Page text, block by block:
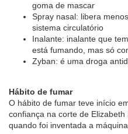
goma de mascar
Spray nasal: libera
sistema circulatório
Inalante: inalante que
está fumando, mas só
Zyban: é uma droga
Hábito de fumar
O hábito de fumar teve início
confiança na corte de
quando foi inventada a